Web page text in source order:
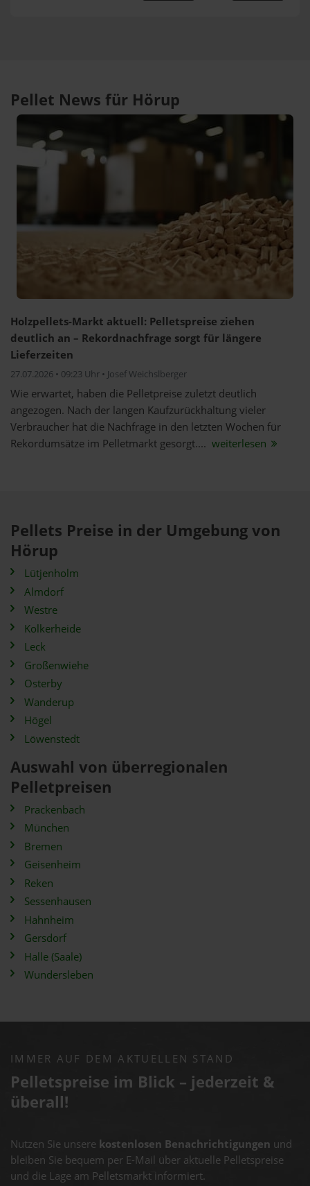
Pellet News für Hörup
Holzpellets-Markt aktuell: Pelletspreise ziehen
deutlich an – Rekordnachfrage sorgt für längere
Lieferzeiten
27.07.2026 • 09:23 Uhr • Josef Weichslberger
Wie erwartet, haben die Pelletpreise zuletzt deutlich
angezogen. Nach der langen Kaufzurückhaltung vieler
Verbraucher hat die Nachfrage in den letzten Wochen für
Rekordumsätze im Pelletmarkt gesorgt.... weiterlesen
Pellets Preise in der Umgebung von
Hörup
Lütjenholm
Almdorf
Westre
Kolkerheide
Leck
Großenwiehe
Osterby
Wanderup
Högel
Löwenstedt
Auswahl von überregionalen
Pelletpreisen
Prackenbach
München
Bremen
Geisenheim
Reken
Sessenhausen
Hahnheim
Gersdorf
Halle (Saale)
Wundersleben
IMMER AUF DEM AKTUELLEN STAND
Pelletspreise im Blick – jederzeit &
überall!
Nutzen Sie unsere kostenlosen Benachrichtigungen und
bleiben Sie bequem per E-Mail über aktuelle Pelletspreise
und die Lage am Pelletsmarkt informiert.